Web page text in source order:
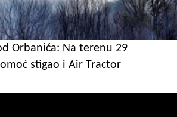
Orbanića: Na terenu 29
stigao i Air Tractor